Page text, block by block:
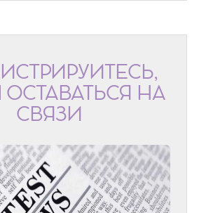
НА
СВЯЗИ